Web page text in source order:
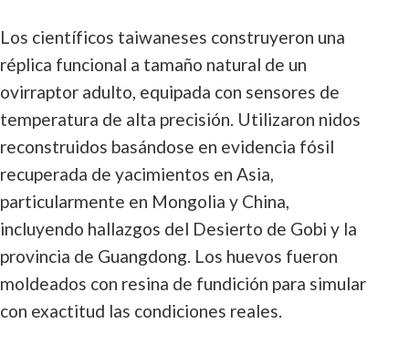
Los científicos taiwaneses construyeron una
réplica funcional a tamaño natural de un
ovirraptor adulto, equipada con sensores de
temperatura de alta precisión. Utilizaron nidos
reconstruidos basándose en evidencia fósil
recuperada de yacimientos en Asia,
particularmente en Mongolia y China,
incluyendo hallazgos del Desierto de Gobi y la
provincia de Guangdong. Los huevos fueron
moldeados con resina de fundición para simular
con exactitud las condiciones reales.